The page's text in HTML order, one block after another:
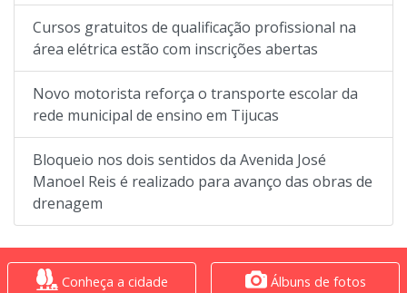
Cursos gratuitos de qualificação profissional na
área elétrica estão com inscrições abertas
Novo motorista reforça o transporte escolar da
rede municipal de ensino em Tijucas
Bloqueio nos dois sentidos da Avenida José
Manoel Reis é realizado para avanço das obras de
drenagem
Conheça a cidade Álbuns de fotos